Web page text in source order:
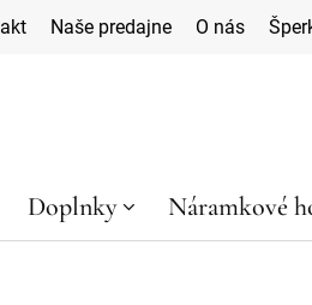
Naše predajne O nás
Doplnky Náramkové